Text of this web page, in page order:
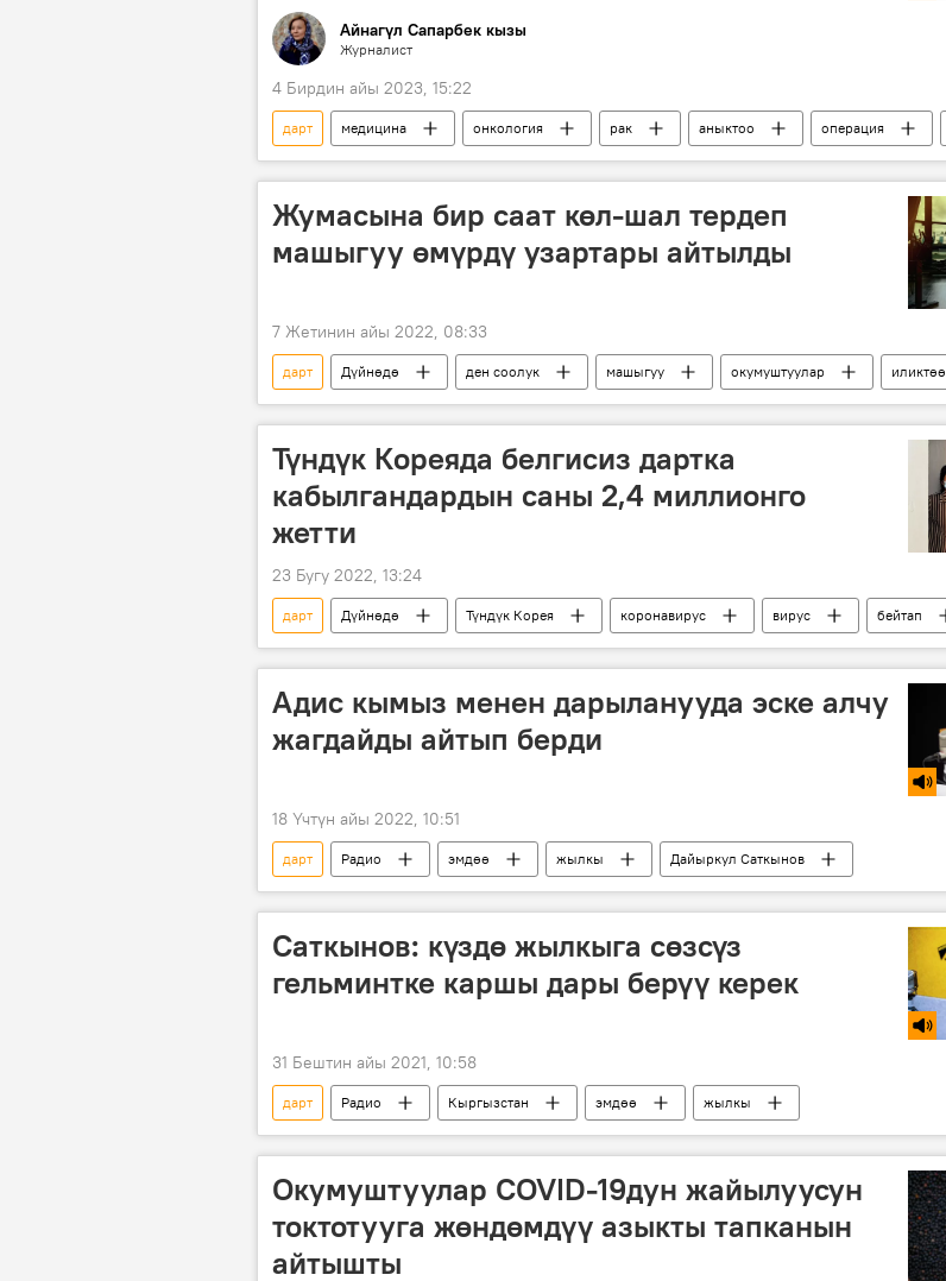
Айнагүл Сапарбек кызы
Журналист
4 Бирдин айы 2023, 15:22
дарт медицина онкология рак аныктоо операция
Видео
Кыргызстан ПЭТ-КТ Түркия
Жумасына бир саат көл-шал тердеп
машыгуу өмүрдү узартары айтылды
7 Жетинин айы 2022, 08:33
дарт Дүйнөдө ден соолук машыгуу окумуштуулар иликтөө
Түндүк Кореяда белгисиз дартка
кабылгандардын саны 2,4 миллионго
жетти
23 Бугу 2022, 13:24
дарт Дүйнөдө Түндүк Корея коронавирус вирус
бейтап
бийлик
Адис кымыз менен дарыланууда эске алчу
жагдайды айтып берди
18 Үчтүн айы 2022, 10:51
дарт Радио эмдөө жылкы Дайыркул Саткынов
Саткынов: күздө жылкыга сөзсүз
гельминтке каршы дары берүү керек
31 Бештин айы 2021, 10:58
дарт Радио Кыргызстан эмдөө жылкы
Окумуштуулар COVID-19дун жайылуусун
токтотууга жөндөмдүү азыкты тапканын
айтышты